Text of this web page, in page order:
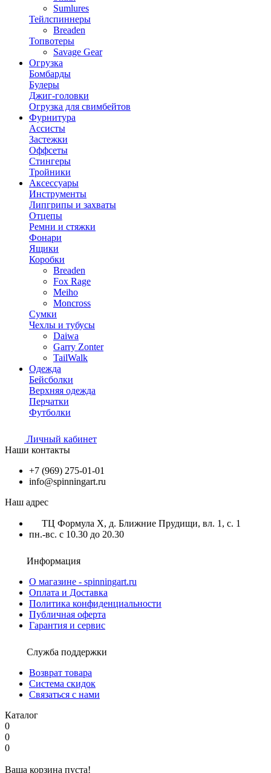
Sumlures
Тейлспиннеры
Breaden
Топвотеры
Savage Gear
Огрузка
Бомбарды
Булеры
Джиг-головки
Огрузка для свимбейтов
Фурнитура
Ассисты
Застежки
Оффсеты
Стингеры
Тройники
Аксессуары
Инструменты
Липгрипы и захваты
Отцепы
Ремни и стяжки
Фонари
Ящики
Коробки
Breaden
Fox Rage
Meiho
Moncross
Сумки
Чехлы и тубусы
Daiwa
Garry Zonter
TailWalk
Одежда
Бейсболки
Верхняя одежда
Перчатки
Футболки
Личный кабинет
Наши контакты
+7 (969) 275-01-01
info@spinningart.ru
Наш адрес
ТЦ Формула X, д. Ближние Прудищи, вл. 1, с. 1
пн.-вс. с 10.30 до 20.30
Информация
О магазине - spinningart.ru
Оплата и Доставка
Политика конфиденциальности
Публичная оферта
Гарантия и сервис
Служба поддержки
Возврат товара
Система скидок
Связаться с нами
Каталог
0
0
0
Ваша корзина пуста!